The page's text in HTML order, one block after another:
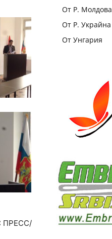
ПРЕСС/
От Р. Молдова
От Р. Украйна
От Унгария